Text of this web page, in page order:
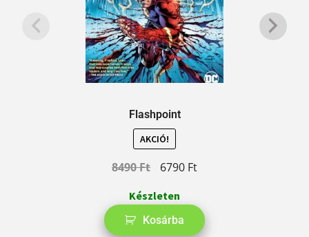
Flashpoint
AKCIÓ!
8490Ft 6790 Ft
Készleten
Kosárba